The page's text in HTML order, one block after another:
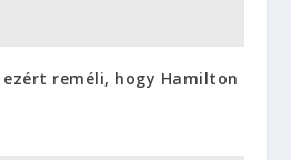
reméli, hogy Hamilton